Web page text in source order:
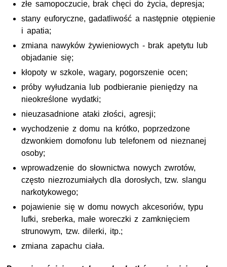
złe samopoczucie, brak chęci do życia, depresja;
stany euforyczne, gadatliwość a następnie otępienie
i apatia;
zmiana nawyków żywieniowych - brak apetytu lub
objadanie się;
kłopoty w szkole, wagary, pogorszenie ocen;
próby wyłudzania lub podbieranie pieniędzy na
nieokreślone wydatki;
nieuzasadnione ataki złości, agresji;
wychodzenie z domu na krótko, poprzedzone
dzwonkiem domofonu lub telefonem od nieznanej
osoby;
wprowadzenie do słownictwa nowych zwrotów,
często niezrozumiałych dla dorosłych, tzw. slangu
narkotykowego;
pojawienie się w domu nowych akcesoriów, typu
lufki, sreberka, małe woreczki z zamknięciem
strunowym, tzw. dilerki, itp.;
zmiana zapachu ciała.